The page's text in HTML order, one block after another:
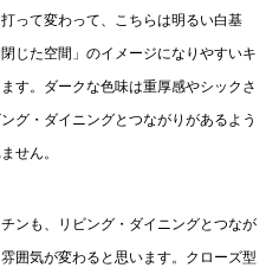
って変わって、こちらは明るい白基
じた空間」のイメージになりやすいキ
す。ダークな色味は重厚感やシックさ
グ・ダイニングとつながりがあるよう
せん。
ンも、リビング・ダイニングとつなが
囲気が変わると思います。クローズ型